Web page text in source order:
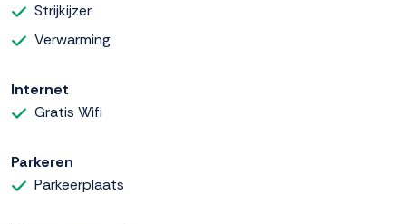
Strijkijzer
Verwarming
Internet
Gratis Wifi
Parkeren
Parkeerplaats